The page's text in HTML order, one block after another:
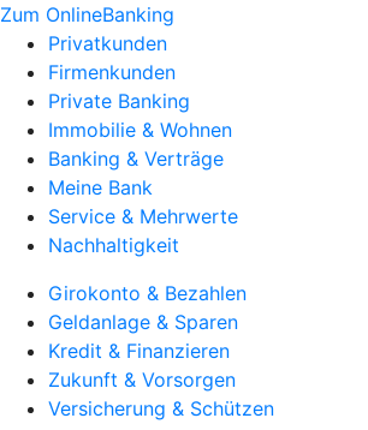
Zum OnlineBanking
Privatkunden
Firmenkunden
Private Banking
Immobilie & Wohnen
Banking & Verträge
Meine Bank
Service & Mehrwerte
Nachhaltigkeit
Girokonto & Bezahlen
Geldanlage & Sparen
Kredit & Finanzieren
Zukunft & Vorsorgen
Versicherung & Schützen